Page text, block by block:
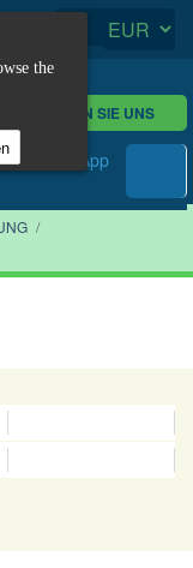
SIE UNS
/
the